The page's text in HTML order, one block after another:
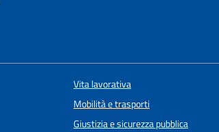
Vita lavorativa
Mobilità e trasporti
Giustizia e sicurezza pubblica